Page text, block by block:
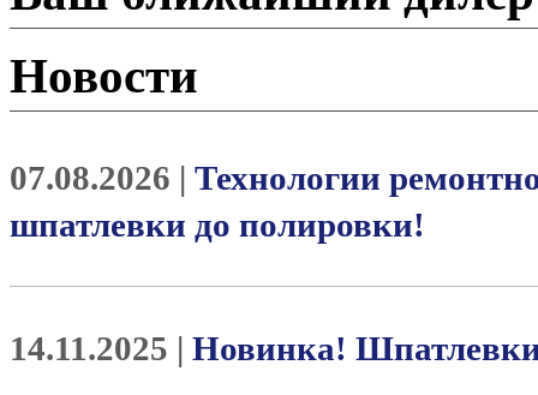
Новости
07.08.2026 | Технологии
шпатлевки до полировки!
14.11.2025 | Новинка!